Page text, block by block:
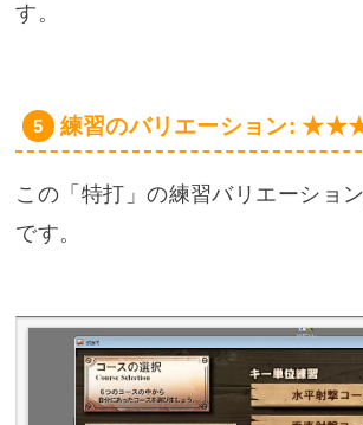
す。
練習のバリエーション:
この「特打」の練習バリエーショ
です。